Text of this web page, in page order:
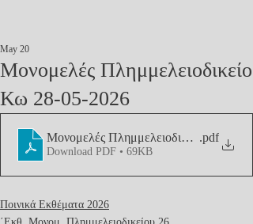
Μονομελές Πλημμελειοδικείο
Κω 28-05-2026
May 20
Μονομελές Πλημμελειοδικείο Κω 28-
.pdf
Download PDF • 69KB
Ποινικά Εκθέματα 2026